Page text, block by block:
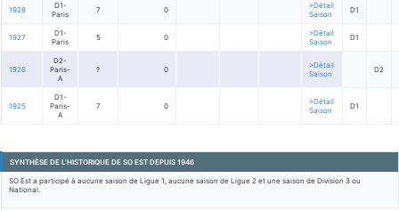
1928
D1-
Paris
7 0
>Détail
Saison
D1
1927
D1-
Paris
5 0
>Détail
Saison
D1
1926
D2-
Paris-
A
? 0
>Détail
Saison
D2
1925
D1-
Paris-
A
7 0
>Détail
Saison
D1
SYNTHÈSE DE L'HISTORIQUE DE SO EST DEPUIS 1946
SO Est a participé à aucune saison de Ligue 1, aucune saison de Ligue 2 et une saison de Division 3 ou
National.